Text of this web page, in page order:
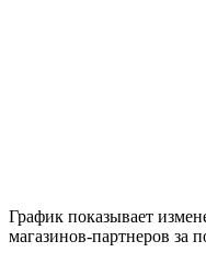
График показывает
магазинов-партнеров за